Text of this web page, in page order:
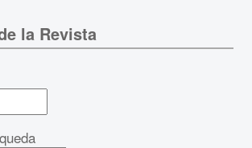
la Revista